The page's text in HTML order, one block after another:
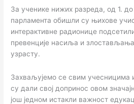
За ученике нижих разреда, од 1.
парламента обишли су њихове
интерактивне радионице
превенције насиља и
узрасту.
Захваљујемо се свим учесницима
су дали свој допринос овом
још једном истакли важност